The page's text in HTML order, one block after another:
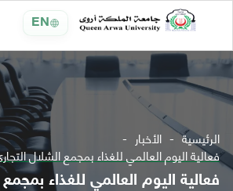
EN
الرئيسية الأخبار
فعالية اليوم العالمي للغذاء بمجمع الشلال
فعالية اليوم العالمي للغذاء